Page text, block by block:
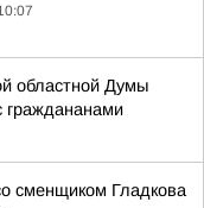
областной Думы
граждананами
сменщиком Гладкова